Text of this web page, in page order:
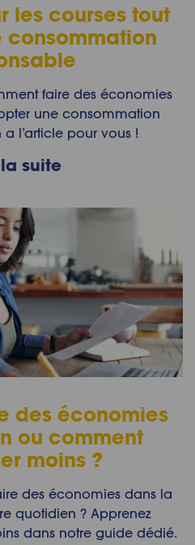
les courses tout
consommation
faire des économies
une consommation
l’article pour vous !
suite
des économies
ou comment
moins ?
des économies dans la
quotidien ? Apprenez
dans notre guide dédié.